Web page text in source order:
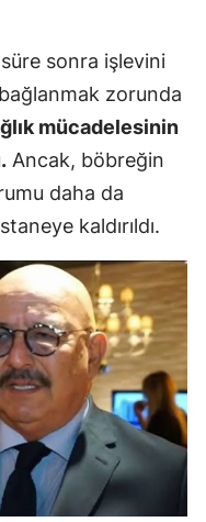
sonra işlevini
zorunda
mücadelesinin
Ancak, böbreğin
daha da
kaldırıldı.